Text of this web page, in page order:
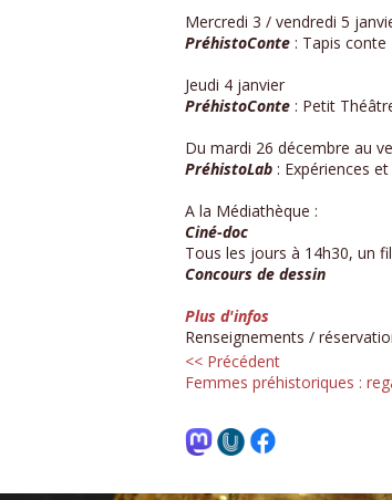
Mercredi 3 / vendredi 5
PréhistoConte : Tapis conte
Jeudi 4 janvier
PréhistoConte : Petit
Du mardi 26 décembre au
PréhistoLab : Expériences
A la Médiathèque :
Ciné-doc
Tous les jours à 14h30, un
Concours de dessin
Plus d'infos
Renseignements /
<< Précédent
Femmes préhistoriques :